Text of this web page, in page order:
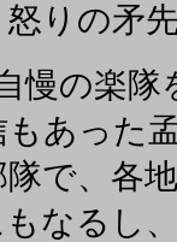
りの矛
慢の楽
あった
で、各
なるし